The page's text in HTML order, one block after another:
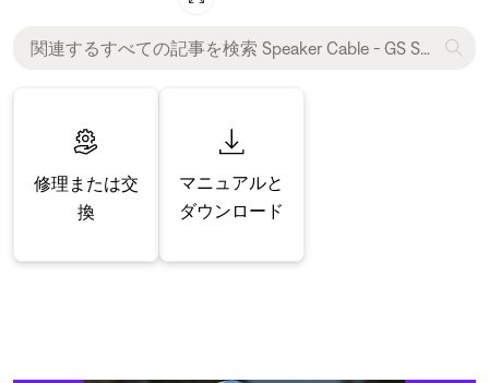
修理または交
換
マニュアルと
ダウンロード